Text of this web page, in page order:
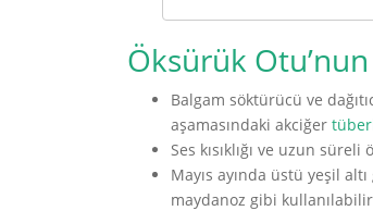
Öksürük
Balgam söktürücü ve
aşamasındaki akciğer
Ses kısıklığı ve uzun
Mayıs ayında üstü yeşil
maydanoz gibi